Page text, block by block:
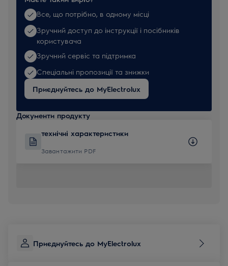
Все, що потрібно, в одному місці
Зручний доступ до інструкції і посібників
користувача
Зручний сервіс та підтримка
Спеціальні пропозиції та знижки
Приєднуйтесь до MyElectrolux
Документи продукту
технічні характеристики
Завантажити PDF
Приєднуйтесь до MyElectrolux